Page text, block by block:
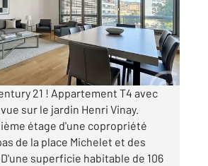
F4 à vendre
€
21 ! Appartement T4 avec
sur le jardin Henri Vinay.
étage d'une copropriété
de la place Michelet et des
superficie habitable de 106